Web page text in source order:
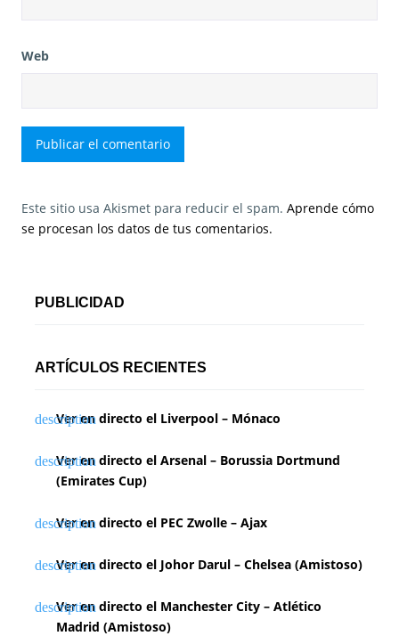
Web
Este sitio usa Akismet para reducir el spam. Aprende cómo
se procesan los datos de tus comentarios.
PUBLICIDAD
ARTÍCULOS RECIENTES
Ver en directo el Liverpool – Mónaco
Ver en directo el Arsenal – Borussia Dortmund
(Emirates Cup)
Ver en directo el PEC Zwolle – Ajax
Ver en directo el Johor Darul – Chelsea (Amistoso)
Ver en directo el Manchester City – Atlético
Madrid (Amistoso)